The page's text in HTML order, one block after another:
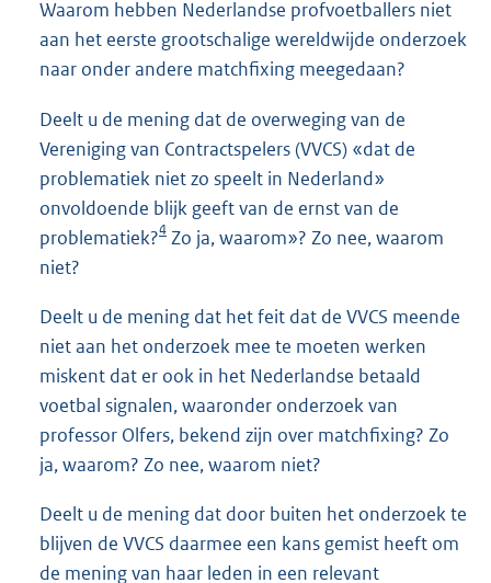
Waarom hebben Nederlandse profvoetballers niet
aan het eerste grootschalige wereldwijde onderzoek
naar onder andere matchfixing meegedaan?
Deelt u de mening dat de overweging van de
Vereniging van Contractspelers (VVCS) «dat de
problematiek niet zo speelt in Nederland»
onvoldoende blijk geeft van de ernst van de
problematiek?4 Zo ja, waarom»? Zo nee, waarom
niet?
Deelt u de mening dat het feit dat de VVCS meende
niet aan het onderzoek mee te moeten werken
miskent dat er ook in het Nederlandse betaald
voetbal signalen, waaronder onderzoek van
professor Olfers, bekend zijn over matchfixing? Zo
ja, waarom? Zo nee, waarom niet?
Deelt u de mening dat door buiten het onderzoek te
blijven de VVCS daarmee een kans gemist heeft om
de mening van haar leden in een relevant